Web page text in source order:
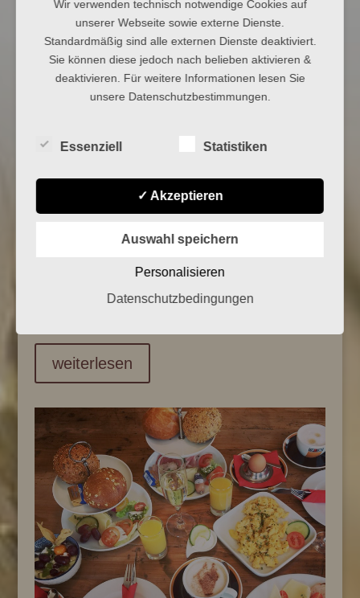
Wir zaubern traumhafte Hochzeitstorten, die nicht nur
Jede Torte wird individuell nach den Wünschen des
und kreativ. Mit viel Liebe zum Detail sorgen wir dafür,
dass die Hochzeitstorte ein unvergessliches Highlight
weiterlesen
Wir verwenden technisch notwendige Cookies auf
unserer Webseite sowie externe Dienste.
Standardmäßig sind alle externen Dienste deaktiviert.
Sie können diese jedoch nach belieben aktivieren &
deaktivieren. Für weitere Informationen lesen Sie
unsere Datenschutzbestimmungen.
Essenziell Statistiken
✓ Akzeptieren
Auswahl speichern
Personalisieren
Datenschutzbedingungen